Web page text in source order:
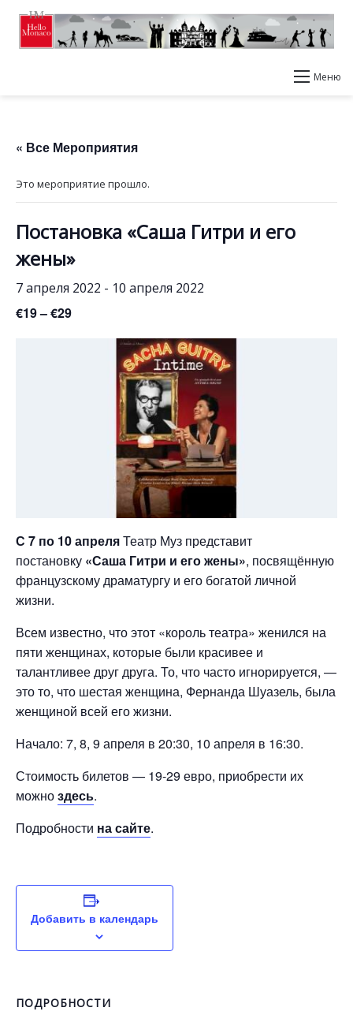
Меню
« Все Мероприятия
Это мероприятие прошло.
Постановка «Саша Гитри и его
жены»
7 апреля 2022 - 10 апреля 2022
€19 – €29
С 7 по 10 апреляТеатр Муз представит
постановку «Саша Гитри и его жены», посвящённую
французскому драматургу и его богатой личной
жизни.
Всем известно, что этот «король театра» женился на
пяти женщинах, которые были красивее и
талантливее друг друга. То, что часто игнорируется, —
это то, что шестая женщина, Фернанда Шуазель, была
женщиной всей его жизни.
Начало: 7, 8, 9 апреля в 20:30, 10 апреля в 16:30.
Стоимость билетов — 19-29 евро, приобрести их
можноздесь.
Подробности на сайте.
Добавить в календарь
ПОДРОБНОСТИ